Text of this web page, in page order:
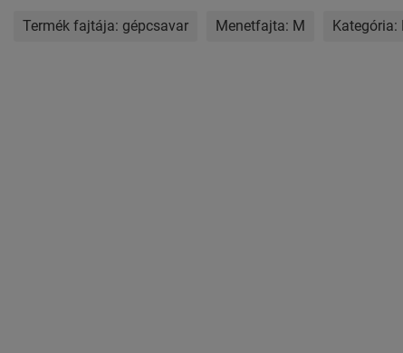
Termék fajtája: gépcsavar Menetfajta: M Kategória: